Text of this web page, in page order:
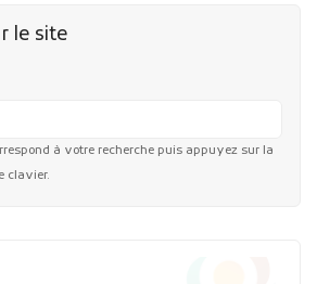
le site
à votre recherche puis appuyez sur la
clavier.